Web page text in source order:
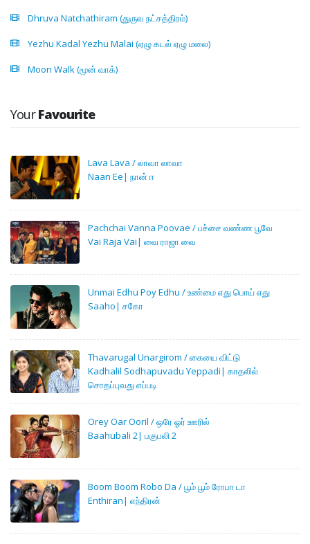
Dhruva Natchathiram (துருவ நட்சத்திரம்)
Yezhu Kadal Yezhu Malai (ஏழு கடல் ஏழு மலை)
Moon Walk (மூன் வாக்)
YourFavourite
Lava Lava / லாவா லாவா
Naan Ee| நான் ஈ
Pachchai Vanna Poovae / பச்சை வண்ண பூவே
Vai Raja Vai| வை ராஜா வை
Unmai Edhu Poy Edhu / உண்மை எது பொய் எது
Saaho| சகோ
Thavarugal Unargirom / கையை விட்டு
Kadhalil Sodhapuvadu Yeppadi| காதலில்
சொதப்புவது எப்படி
Orey Oar Ooril / ஒரே ஓர் ஊரில்
Baahubali 2| பகுபலி 2
Boom Boom Robo Da / பூம் பூம் ரோபா டா
Enthiran| எந்திரன்